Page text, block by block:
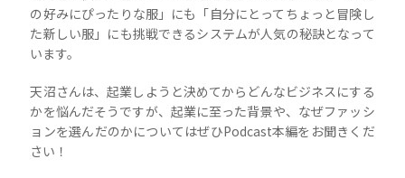
の好みにぴったりな服」にも「自分にとってちょっと冒険し
た新しい服」にも挑戦できるシステムが人気の秘訣となって
います。
天沼さんは、起業しようと決めてからどんなビジネスにする
かを悩んだそうですが、起業に至った背景や、なぜファッシ
ョンを選んだのかについてはぜひPodcast本編をお聞きくだ
さい！